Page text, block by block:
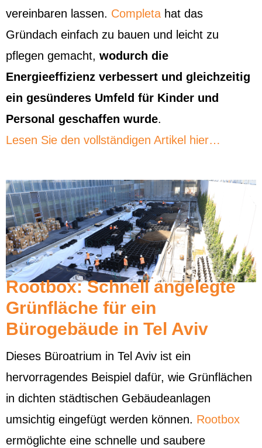
vereinbaren lassen. Completa hat das
Gründach einfach zu bauen und leicht zu
pflegen gemacht, wodurch die
Energieeffizienz verbessert und gleichzeitig
ein gesünderes Umfeld für Kinder und
Personal geschaffen wurde.
Lesen Sie den vollständigen Artikel hier…
Rootbox: Schnell angelegte
Grünfläche für ein
Bürogebäude in Tel Aviv
Dieses Büroatrium in Tel Aviv ist ein
hervorragendes Beispiel dafür, wie Grünflächen
in dichten städtischen Gebäudeanlagen
umsichtig eingefügt werden können. Rootbox
ermöglichte eine schnelle und saubere